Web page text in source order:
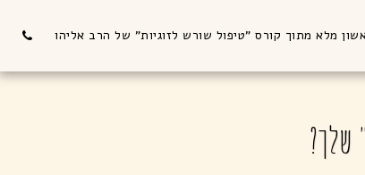
מלא מתוך קורס "טיפול שורש לזוגיות" של הרב אליהו
שלך?